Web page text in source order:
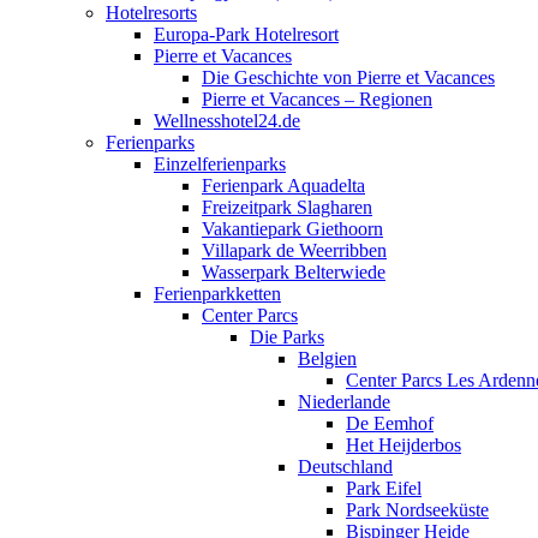
Hotelresorts
Europa-Park Hotelresort
Pierre et Vacances
Die Geschichte von Pierre et Vacances
Pierre et Vacances – Regionen
Wellnesshotel24.de
Ferienparks
Einzelferienparks
Ferienpark Aquadelta
Freizeitpark Slagharen
Vakantiepark Giethoorn
Villapark de Weerribben
Wasserpark Belterwiede
Ferienparkketten
Center Parcs
Die Parks
Belgien
Center Parcs Les
Niederlande
De Eemhof
Het Heijderbos
Deutschland
Park Eifel
Park Nordseeküste
Bispinger Heide